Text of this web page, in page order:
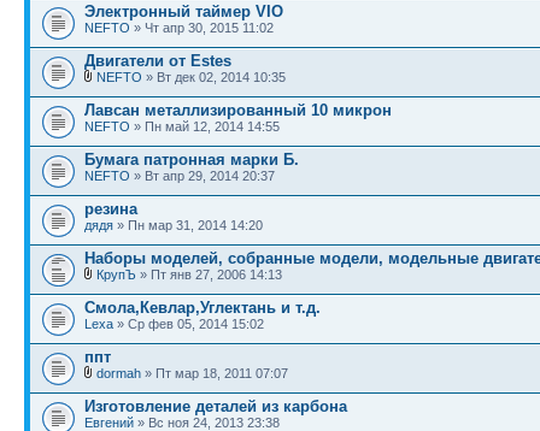
Электронный таймер VIO
NEFTO » Чт апр 30, 2015 11:02
Двигатели от Estes
NEFTO » Вт дек 02, 2014 10:35
Лавсан металлизированный 10 микрон
NEFTO » Пн май 12, 2014 14:55
Бумага патронная марки Б.
NEFTO » Вт апр 29, 2014 20:37
резина
дядя » Пн мар 31, 2014 14:20
Наборы моделей, собранные модели, модельные
КрупЪ » Пт янв 27, 2006 14:13
Смола,Кевлар,Углектань и т.д.
Lexa » Ср фев 05, 2014 15:02
ппт
dormah » Пт мар 18, 2011 07:07
Изготовление деталей из карбона
Евгений » Вс ноя 24, 2013 23:38